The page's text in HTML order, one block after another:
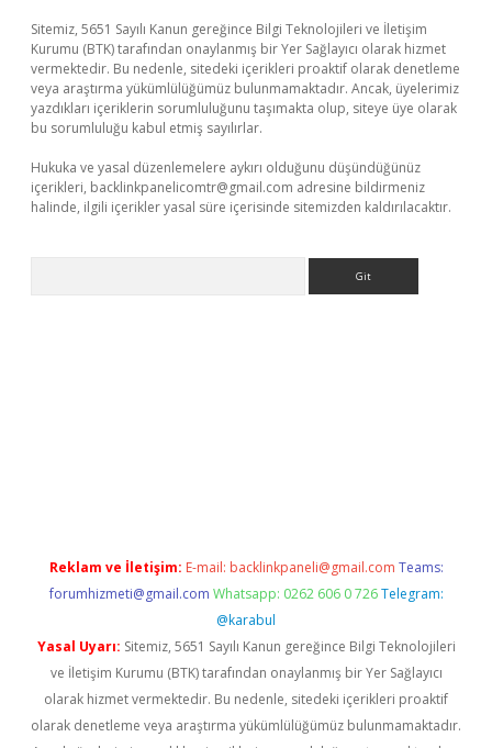
Sitemiz, 5651 Sayılı Kanun gereğince Bilgi Teknolojileri ve İletişim
Kurumu (BTK) tarafından onaylanmış bir Yer Sağlayıcı olarak hizmet
vermektedir. Bu nedenle, sitedeki içerikleri proaktif olarak denetleme
veya araştırma yükümlülüğümüz bulunmamaktadır. Ancak, üyelerimiz
yazdıkları içeriklerin sorumluluğunu taşımakta olup, siteye üye olarak
bu sorumluluğu kabul etmiş sayılırlar.
Hukuka ve yasal düzenlemelere aykırı olduğunu düşündüğünüz
içerikleri, backlinkpanelicomtr@gmail.com adresine bildirmeniz
halinde, ilgili içerikler yasal süre içerisinde sitemizden kaldırılacaktır.
Reklam ve İletişim: E-mail: backlinkpaneli@gmail.com Teams:
forumhizmeti@gmail.com Whatsapp: 0262 606 0 726 Telegram:
@karabul
Yasal Uyarı: Sitemiz, 5651 Sayılı Kanun gereğince Bilgi Teknolojileri
ve İletişim Kurumu (BTK) tarafından onaylanmış bir Yer Sağlayıcı
olarak hizmet vermektedir. Bu nedenle, sitedeki içerikleri proaktif
olarak denetleme veya araştırma yükümlülüğümüz bulunmamaktadır.